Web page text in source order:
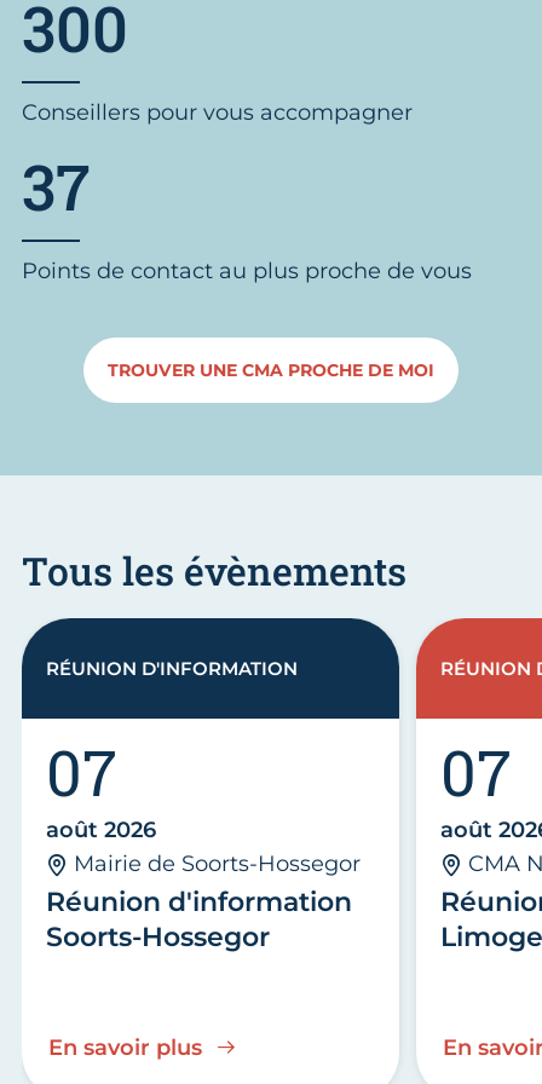
300
Conseillers pour vous accompagner
37
Points de contact au plus proche de vous
TROUVER UNE CMA PROCHE DE MOI
Tous les évènements
Réunion d'information
Soorts-Hossegor
07
août 2026
Mairie de Soorts-Hossegor
En savoir plus
RÉUNION D'INFORMATION
07
août
CMA
En
RÉUNION